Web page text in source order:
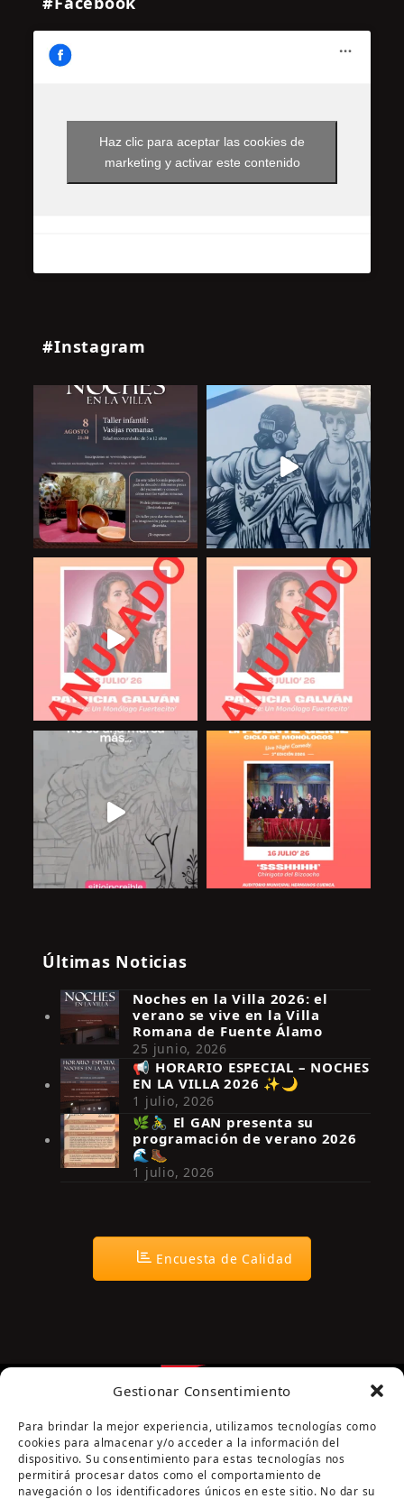
Gestionar Consentimiento
Para brindar la mejor experiencia, utilizamos tecnologías como
cookies para almacenar y/o acceder a la información del
dispositivo. Su consentimiento para estas tecnologías nos
permitirá procesar datos como el comportamiento de
navegación o los identificadores únicos en este sitio. No dar su
Haz clic para aceptar las cookies de
marketing y activar este contenido
#Instagram
Síguenos en Instagram
Últimas Noticias
Noches en la Villa 2026: el
verano se vive en la Villa
Romana de Fuente Álamo
25 junio, 2026
📢 HORARIO ESPECIAL – NOCHES
EN LA VILLA 2026 ✨🌙
1 julio, 2026
🌿🚴‍♂️ El GAN presenta su
programación de verano 2026
🌊🥾
1 julio, 2026
Encuesta de Calidad